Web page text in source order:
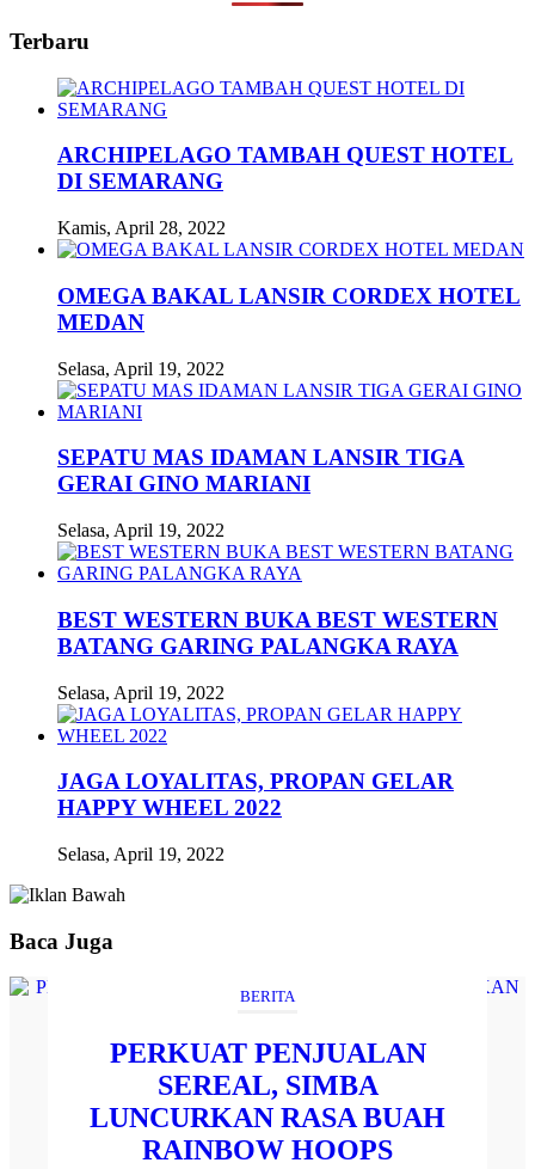
Terbaru
ARCHIPELAGO TAMBAH QUEST HOTEL
DI SEMARANG
Kamis, April 28, 2022
OMEGA BAKAL LANSIR CORDEX HOTEL
MEDAN
Selasa, April 19, 2022
SEPATU MAS IDAMAN LANSIR TIGA
GERAI GINO MARIANI
Selasa, April 19, 2022
BEST WESTERN BUKA BEST WESTERN
BATANG GARING PALANGKA RAYA
Selasa, April 19, 2022
JAGA LOYALITAS, PROPAN GELAR
HAPPY WHEEL 2022
Selasa, April 19, 2022
Baca Juga
BERITA
PERKUAT PENJUALAN
SEREAL, SIMBA
LUNCURKAN RASA BUAH
RAINBOW HOOPS